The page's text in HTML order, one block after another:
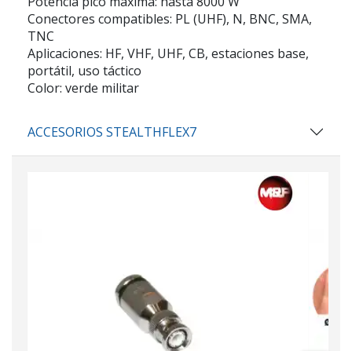
Conectores compatibles: PL (UHF), N, BNC, SMA,
TNC
Aplicaciones: HF, VHF, UHF, CB, estaciones base,
portátil, uso táctico
Color: verde militar
ACCESORIOS STEALTHFLEX7